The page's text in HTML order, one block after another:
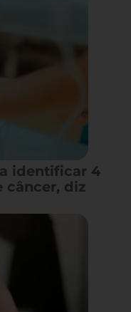
identificar 4
câncer, diz